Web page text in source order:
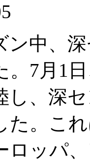
ン中、
。7月1
し、深
た。こ
ロッパ